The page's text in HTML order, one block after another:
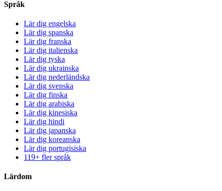
Språk
Lär dig engelska
Lär dig spanska
Lär dig franska
Lär dig italienska
Lär dig tyska
Lär dig ukrainska
Lär dig nederländska
Lär dig svenska
Lär dig finska
Lär dig arabiska
Lär dig kinesiska
Lär dig hindi
Lär dig japanska
Lär dig koreanska
Lär dig portugisiska
119+ fler språk
Lärdom